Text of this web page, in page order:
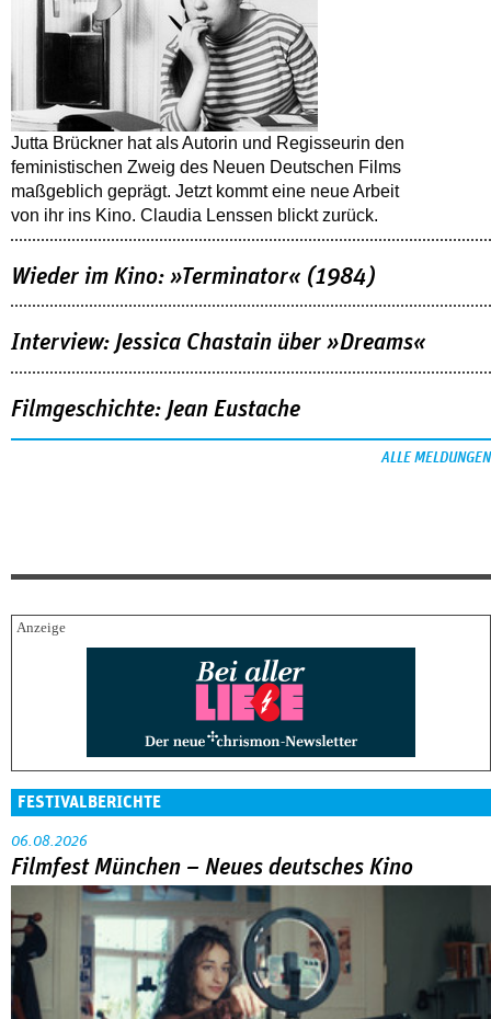
Jutta Brückner hat als Autorin und Regisseurin den
feministischen Zweig des Neuen Deutschen Films
maßgeblich geprägt. Jetzt kommt eine neue Arbeit
von ihr ins Kino. Claudia Lenssen blickt zurück.
Wieder im Kino: »Terminator« (1984)
Interview: Jessica Chastain über »Dreams«
Filmgeschichte: Jean Eustache
ALLE MELDUNGEN
FESTIVALBERICHTE
06.08.2026
Filmfest München – Neues deutsches Kino